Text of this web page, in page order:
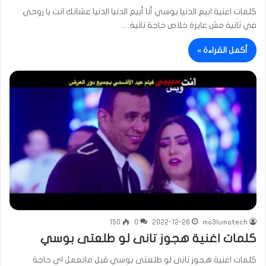
كلمات اغنية ابيع الدنيا بوسي أنا أبيع الدنيا الدنيا عشانك انت يا روحي
في ثانية مش عايزة خلاص حاجة تانية…
أكمل القراءة »
ma3lumatech
2022-12-26
0
150
كلمات اغنية هجوز تانى لو طلعتى بوسي
كلمات اغنية هجوز تانى لو طلعتى بوسي قبل مانعمل اي حاجة